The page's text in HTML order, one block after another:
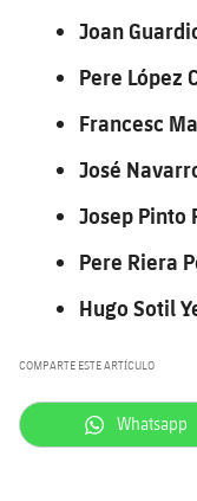
Joan
Pere López
Francesc
José
Josep Pinto
Pere Riera
Hugo Sotil
COMPARTE ESTE ARTÍCULO
Whatsapp